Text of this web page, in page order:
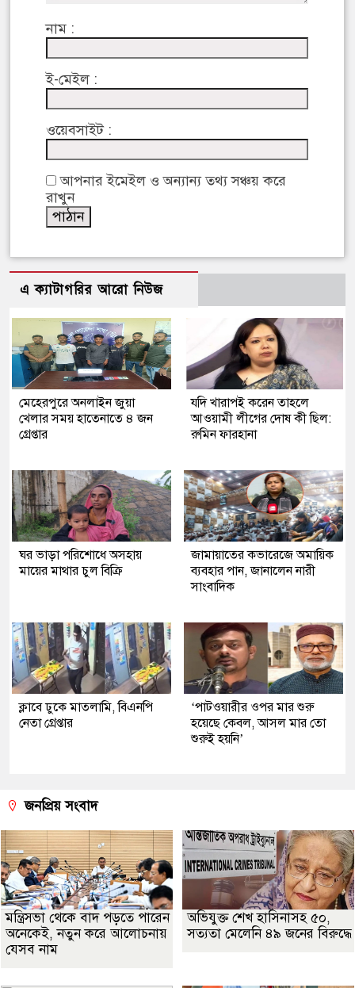
নাম :
ই-মেইল :
ওয়েবসাইট :
আপনার ইমেইল ও অন্যান্য তথ্য সঞ্চয় করে
রাখুন
এ ক্যাটাগরির আরো নিউজ
মেহেরপুরে অনলাইন জুয়া
খেলার সময় হাতেনাতে ৪ জন
গ্রেপ্তার
যদি খারাপই করেন তাহলে
আওয়ামী লীগের দোষ কী ছিল:
রুমিন ফারহানা
ঘর ভাড়া পরিশোধে অসহায়
মায়ের মাথার চুল বিক্রি
জামায়াতের কভারেজে অমায়িক
ব্যবহার পান, জানালেন নারী
সাংবাদিক
ক্লাবে ঢুকে মাতলামি, বিএনপি
নেতা গ্রেপ্তার
‘পাটওয়ারীর ওপর মার শুরু
হয়েছে কেবল, আসল মার তো
শুরুই হয়নি’
জনপ্রিয় সংবাদ
মন্ত্রিসভা থেকে বাদ পড়তে পারেন
অনেকেই, নতুন করে আলোচনায়
যেসব নাম
অভিযুক্ত শেখ হাসিনাসহ ৫০,
সত্যতা মেলেনি ৪৯ জনের বিরুদ্ধে